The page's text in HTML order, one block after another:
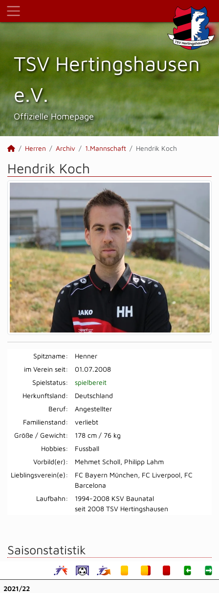
TSV Hertings­hausen
e.V.
Offizielle Homepage
Herren Archiv 1.Mannschaft Hendrik Koch
Hendrik Koch
Spitzname:
Henner
im Verein seit:
01.07.2008
Spielstatus:
spielbereit
Herkunftsland:
Deutschland
Beruf:
Angestellter
Familienstand:
verliebt
Größe / Gewicht:
178 cm / 76 kg
Hobbies:
Fussball
Vorbild(er):
Mehmet Scholl, Philipp Lahm
Lieblingsverein(e):
FC Bayern München, FC Liverpool, FC
Barcelona
Laufbahn:
1994-2008 KSV Baunatal
seit 2008 TSV Hertingshausen
Saisonstatistik
2021/22